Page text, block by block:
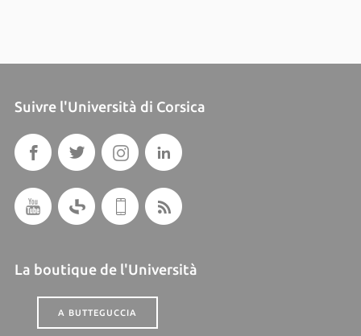
Suivre l'Università di Corsica
La boutique de l'Università
A BUTTEGUCCIA